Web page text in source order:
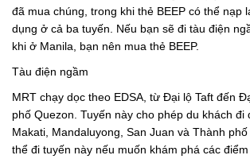
đã mua chúng, trong khi thẻ BEEP có thể nạp
dụng ở cả ba tuyến. Nếu bạn sẽ đi tàu điện
khi ở Manila, bạn nên mua thẻ BEEP.
Tàu điện ngầm
MRT chạy dọc theo EDSA, từ Đại lộ Taft đến
phố Quezon. Tuyến này cho phép du khách đi
Makati, Mandaluyong, San Juan và Thành
thể đi tuyến này nếu muốn khám phá các